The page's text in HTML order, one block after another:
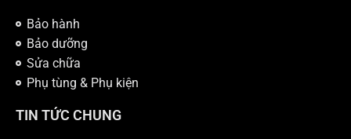
Bảo hành
Bảo dưỡng
Sửa chữa
Phụ tùng & Phụ kiện
TIN TỨC CHUNG